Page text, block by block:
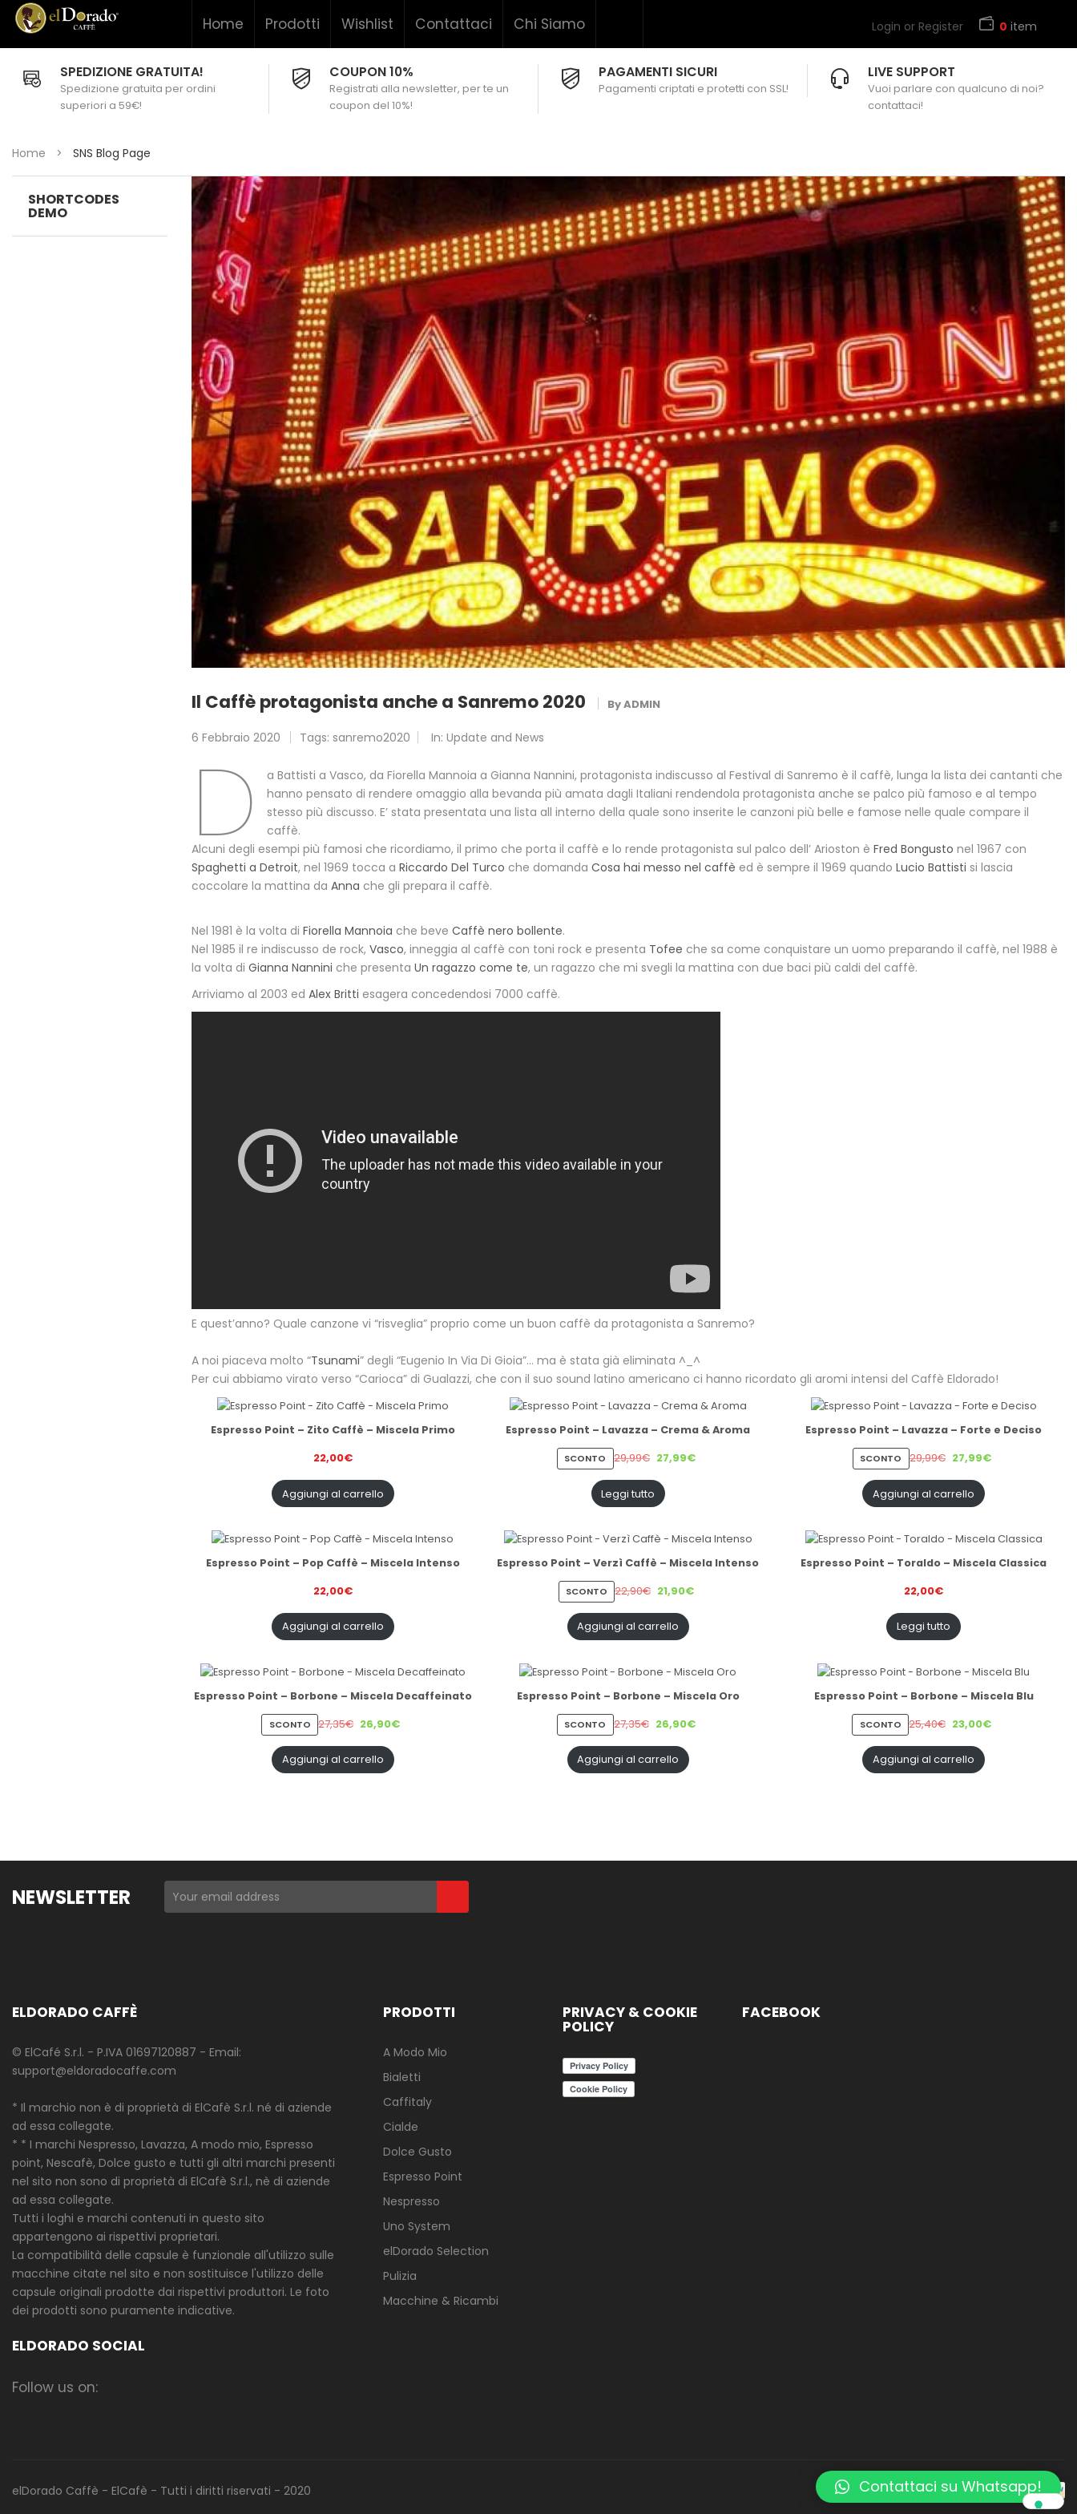
Home Prodotti Wishlist Contattaci Chi Siamo Login or Register 0 item
SPEDIZIONE GRATUITA!
Spedizione gratuita per ordini
superiori a 59€!
COUPON 10%
Registrati alla newsletter, per te un
coupon del 10%!
PAGAMENTI SICURI
Pagamenti criptati e protetti con SSL!
LIVE SUPPORT
Vuoi parlare con qualcuno di noi?
contattaci!
Home > SNS Blog Page
SHORTCODES
DEMO
Il Caffè protagonista anche a Sanremo 2020 ByADMIN
6 Febbraio 2020 Tags: sanremo2020 In: Update and News
D
a Battisti a Vasco, da Fiorella Mannoia a Gianna Nannini, protagonista indiscusso al Festival di Sanremo è il caffè, lunga la lista dei cantanti che
hanno pensato di rendere omaggio alla bevanda più amata dagli Italiani rendendola protagonista anche se palco più famoso e al tempo
stesso più discusso. E’ stata presentata una lista all interno della quale sono inserite le canzoni più belle e famose nelle quale compare il
caffè.
Alcuni degli esempi più famosi che ricordiamo, il primo che porta il caffè e lo rende protagonista sul palco dell’ Arioston è Fred Bongusto nel 1967 con
Spaghetti a Detroit, nel 1969 tocca a Riccardo Del Turco che domanda Cosa hai messo nel caffè ed è sempre il 1969 quando Lucio Battisti si lascia
coccolare la mattina da Anna che gli prepara il caffè.
Nel 1981 è la volta di Fiorella Mannoia che beve Caffè nero bollente.
Nel 1985 il re indiscusso de rock, Vasco, inneggia al caffè con toni rock e presenta Tofee che sa come conquistare un uomo preparando il caffè, nel 1988 è
la volta di Gianna Nannini che presenta Un ragazzo come te, un ragazzo che mi svegli la mattina con due baci più caldi del caffè.
Arriviamo al 2003 ed Alex Britti esagera concedendosi 7000 caffè.
E quest’anno? Quale canzone vi “risveglia” proprio come un buon caffè da protagonista a Sanremo?
A noi piaceva molto “Tsunami” degli “Eugenio In Via Di Gioia”… ma è stata già eliminata ^_^
Per cui abbiamo virato verso “Carioca” di Gualazzi, che con il suo sound latino americano ci hanno ricordato gli aromi intensi del Caffè Eldorado!
Espresso Point – Zito Caffè – Miscela Primo
22,00€
Aggiungi al carrello
Espresso Point – Lavazza – Crema & Aroma
SCONTO PRODOTTO
IN
VENDITA
29,99€ 27,99€
Leggi tutto
Espresso Point – Lavazza – Forte e Deciso
SCONTO PRODOTTO
IN
VENDITA
29,99€ 27,99€
Aggiungi al carrello
Espresso Point – Pop Caffè – Miscela Intenso
22,00€
Aggiungi al carrello
Espresso Point – Verzì Caffè – Miscela Intenso
SCONTOPRODOTTO
IN
VENDITA
22,90€ 21,90€
Aggiungi al carrello
Espresso Point – Toraldo – Miscela Classica
22,00€
Leggi tutto
Espresso Point – Borbone – Miscela Decaffeinato
SCONTOPRODOTTO
IN
VENDITA
27,35€ 26,90€
Aggiungi al carrello
Espresso Point – Borbone – Miscela Oro
SCONTO PRODOTTO
IN
VENDITA
27,35€ 26,90€
Aggiungi al carrello
Espresso Point – Borbone – Miscela Blu
SCONTOPRODOTTO
IN
VENDITA
25,40€ 23,00€
Aggiungi al carrello
NEWSLETTER
ELDORADO CAFFÈ
© ElCafé S.r.l. - P.IVA 01697120887 - Email:
support@eldoradocaffe.com
* Il marchio non è di proprietà di ElCafè S.r.l. né di aziende
ad essa collegate.
* * I marchi Nespresso, Lavazza, A modo mio, Espresso
point, Nescafè, Dolce gusto e tutti gli altri marchi presenti
nel sito non sono di proprietà di ElCafè S.r.l., nè di aziende
ad essa collegate.
Tutti i loghi e marchi contenuti in questo sito
appartengono ai rispettivi proprietari.
La compatibilità delle capsule è funzionale all'utilizzo sulle
macchine citate nel sito e non sostituisce l'utilizzo delle
capsule originali prodotte dai rispettivi produttori. Le foto
dei prodotti sono puramente indicative.
ELDORADO SOCIAL
Follow us on:
PRODOTTI
A Modo Mio
Bialetti
Caffitaly
Cialde
Dolce Gusto
Espresso Point
Nespresso
Uno System
elDorado Selection
Pulizia
Macchine & Ricambi
PRIVACY & COOKIE
POLICY
FACEBOOK
elDorado Caffè - ElCafè - Tutti i diritti riservati - 2020 Contattaci su Whatsapp!